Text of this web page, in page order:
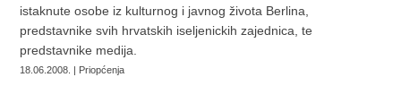
istaknute osobe iz kulturnog i javnog života Berlina,
predstavnike svih hrvatskih iseljenickih zajednica, te
predstavnike medija.
18.06.2008. | Priopćenja